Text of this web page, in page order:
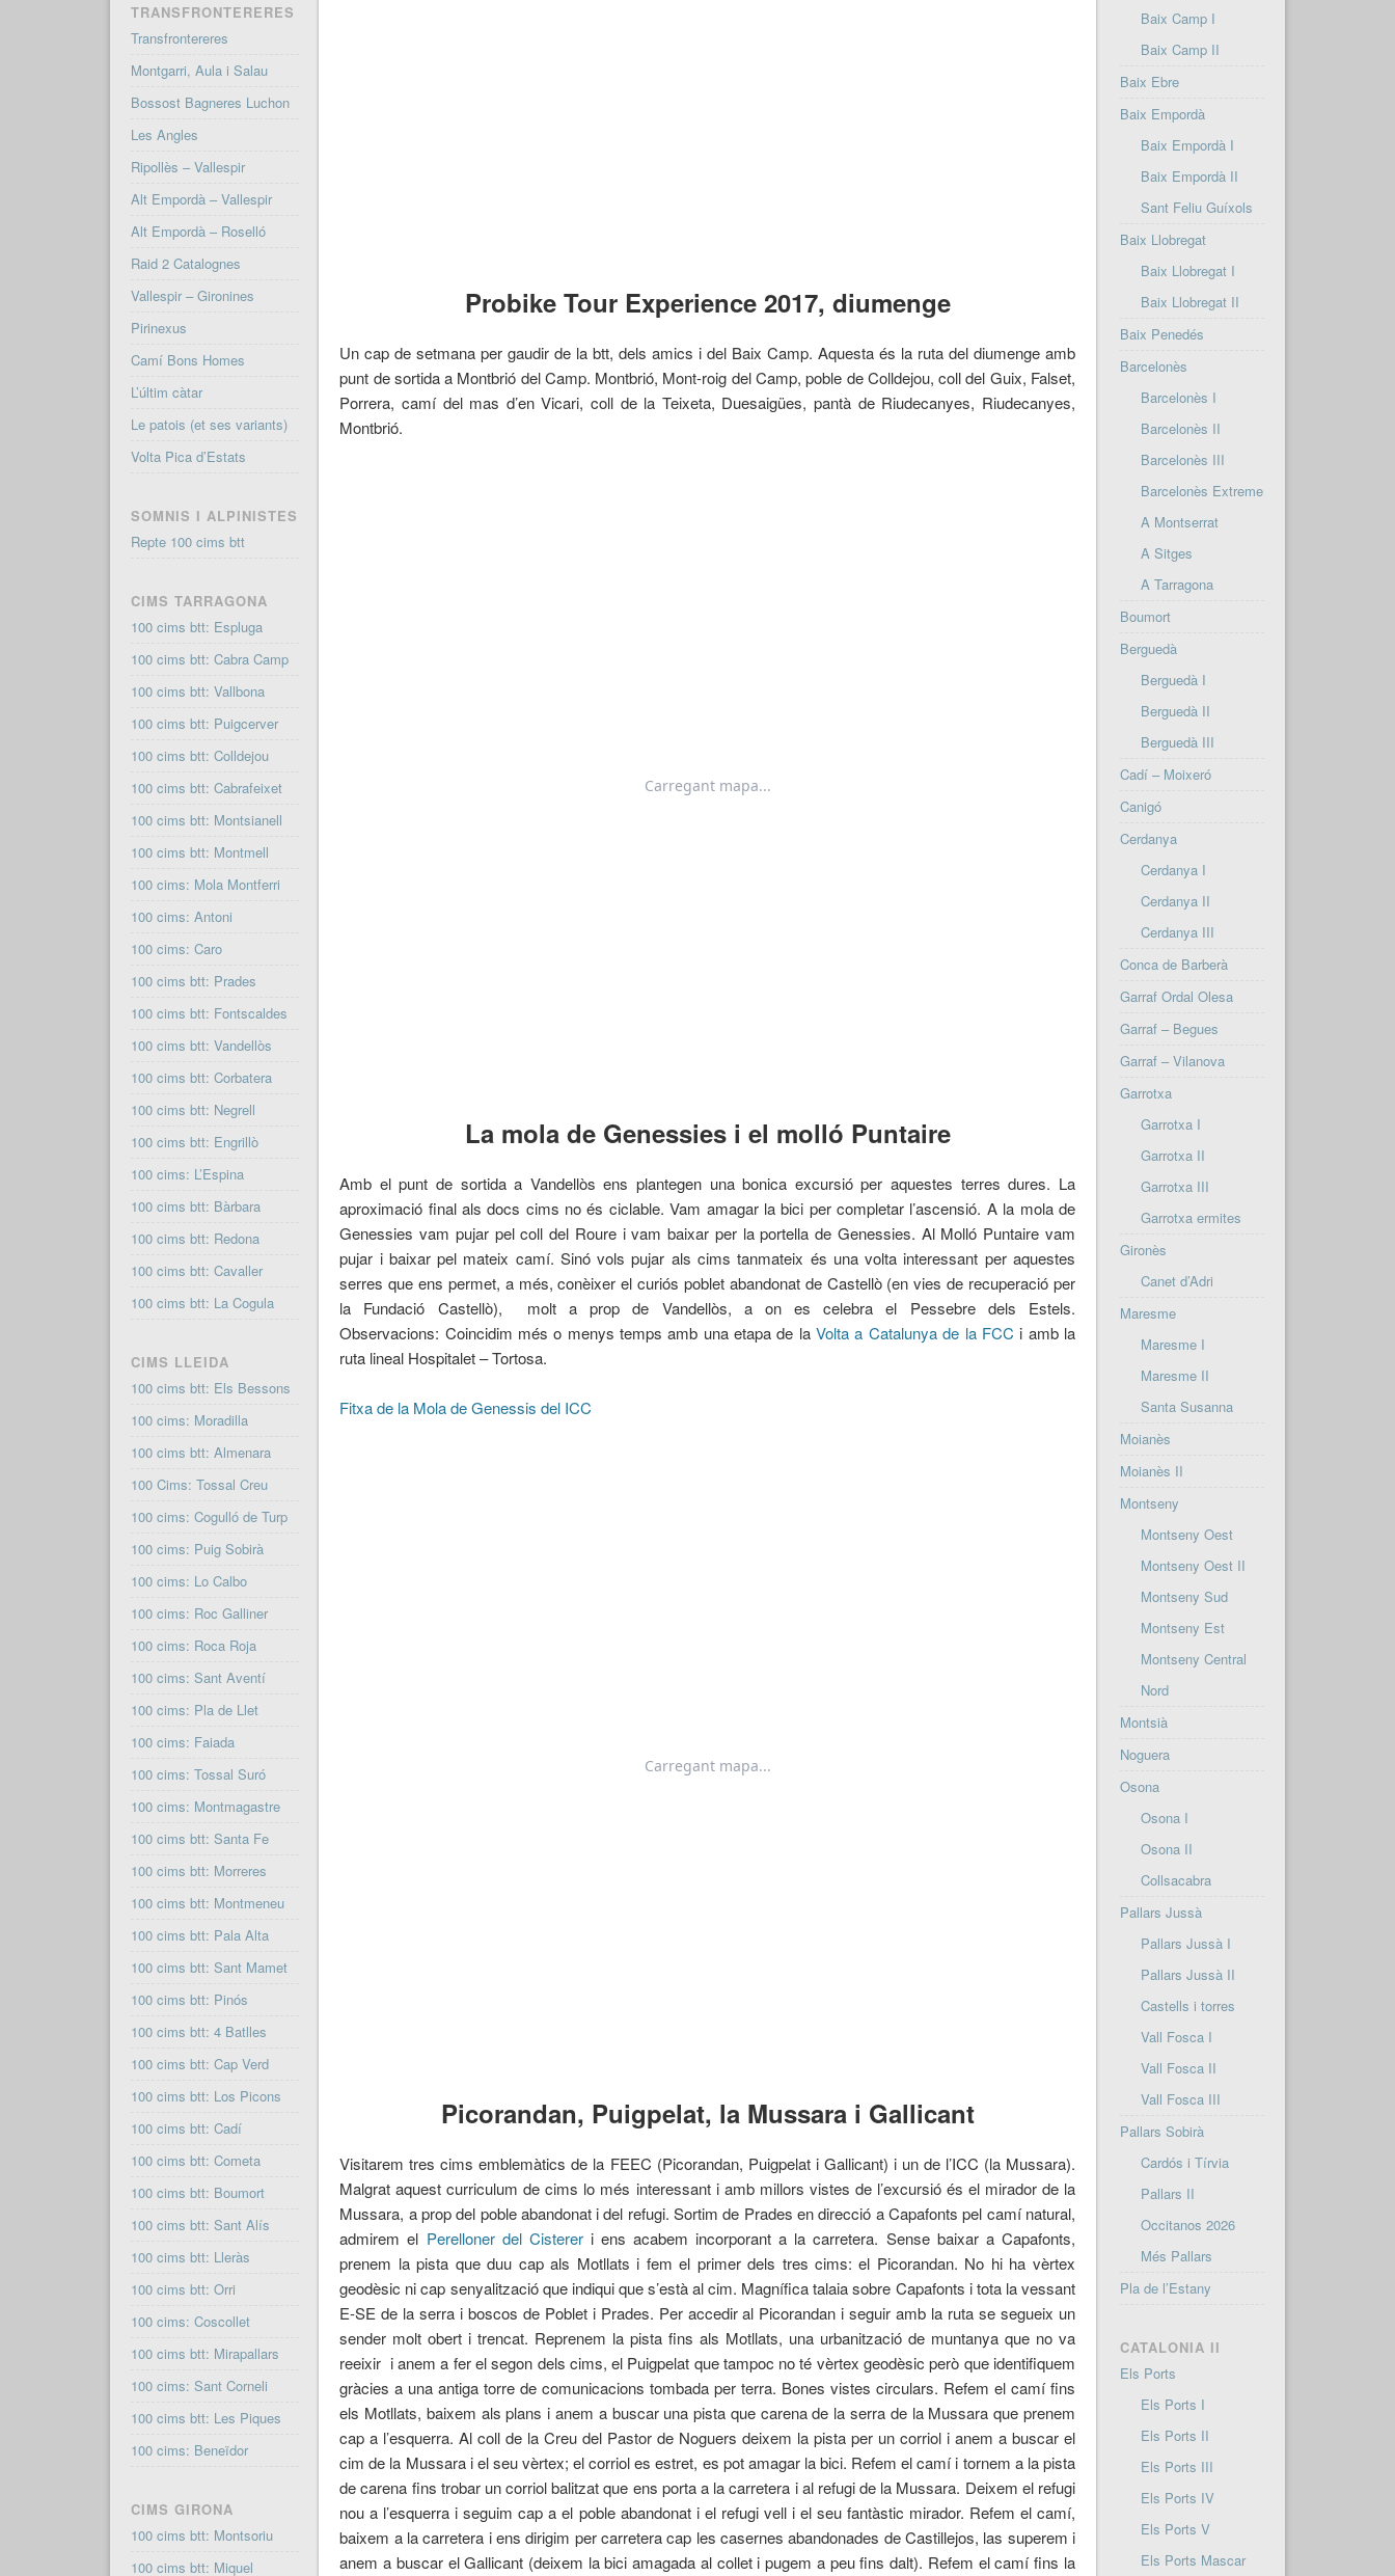
Probike Tour Experience 2017, diumenge
Un cap de setmana per gaudir de la btt, dels amics i del Baix Camp. Aquesta és la ruta del diumenge amb
punt de sortida a Montbrió del Camp. Montbrió, Mont-roig del Camp, poble de Colldejou, coll del Guix, Falset,
Porrera, camí del mas d’en Vicari, coll de la Teixeta, Duesaigües, pantà de Riudecanyes, Riudecanyes,
Montbrió.
La mola de Genessies i el molló Puntaire
Amb el punt de sortida a Vandellòs ens plantegen una bonica excursió per aquestes terres dures. La
aproximació final als docs cims no és ciclable. Vam amagar la bici per completar l’ascensió. A la mola de
Genessies vam pujar pel coll del Roure i vam baixar per la portella de Genessies. Al Molló Puntaire vam
pujar i baixar pel mateix camí. Sinó vols pujar als cims tanmateix és una volta interessant per aquestes
serres que ens permet, a més, conèixer el curiós poblet abandonat de Castellò (en vies de recuperació per
la Fundació Castellò), molt a prop de Vandellòs, a on es celebra el Pessebre dels Estels.
Observacions: Coincidim més o menys temps amb una etapa de laVolta a Catalunya de la FCC i amb la
ruta lineal Hospitalet – Tortosa.
Fitxa de la Mola de Genessis del ICC
Picorandan, Puigpelat, la Mussara i Gallicant
Visitarem tres cims emblemàtics de la FEEC (Picorandan, Puigpelat i Gallicant) i un de l’ICC (la Mussara).
Malgrat aquest curriculum de cims lo més interessant i amb millors vistes de l’excursió és el mirador de la
Mussara, a prop del poble abandonat i del refugi. Sortim de Prades en direcció a Capafonts pel camí natural,
admirem el Perelloner del Cistereri ens acabem incorporant a la carretera. Sense baixar a Capafonts,
prenem la pista que duu cap als Motllats i fem el primer dels tres cims: el Picorandan. No hi ha vèrtex
geodèsic ni cap senyalització que indiqui que s’està al cim. Magnífica talaia sobre Capafonts i tota la vessant
E-SE de la serra i boscos de Poblet i Prades. Per accedir al Picorandan i seguir amb la ruta se segueix un
sender molt obert i trencat. Reprenem la pista fins als Motllats, una urbanització de muntanya que no va
reeixir i anem a fer el segon dels cims, el Puigpelat que tampoc no té vèrtex geodèsic però que identifiquem
gràcies a una antiga torre de comunicacions tombada per terra. Bones vistes circulars. Refem el camí fins
els Motllats, baixem als plans i anem a buscar una pista que carena de la serra de la Mussara que prenem
cap a l’esquerra. Al coll de la Creu del Pastor de Noguers deixem la pista per un corriol i anem a buscar el
cim de la Mussara i el seu vèrtex; el corriol es estret, es pot amagar la bici. Refem el camí i tornem a la pista
de carena fins trobar un corriol balitzat que ens porta a la carretera i al refugi de la Mussara. Deixem el refugi
nou a l’esquerra i seguim cap a el poble abandonat i el refugi vell i el seu fantàstic mirador. Refem el camí,
baixem a la carretera i ens dirigim per carretera cap les casernes abandonades de Castillejos, las superem i
anem a buscar el Gallicant (deixem la bici amagada al collet i pugem a peu fins dalt). Refem el camí fins la
TRANSFRONTERERES
Transfrontereres
Montgarri, Aula i Salau
Bossost Bagneres Luchon
Les Angles
Ripollès – Vallespir
Alt Empordà – Vallespir
Alt Empordà – Roselló
Raid 2 Catalognes
Vallespir – Gironines
Pirinexus
Camí Bons Homes
L’últim càtar
Le patois (et ses variants)
Volta Pica d’Estats
SOMNIS I ALPINISTES
Repte 100 cims btt
CIMS TARRAGONA
100 cims btt: Espluga
100 cims btt: Cabra Camp
100 cims btt: Vallbona
100 cims btt: Puigcerver
100 cims btt: Colldejou
100 cims btt: Cabrafeixet
100 cims btt: Montsianell
100 cims btt: Montmell
100 cims: Mola Montferri
100 cims: Antoni
100 cims: Caro
100 cims btt: Prades
100 cims btt: Fontscaldes
100 cims btt: Vandellòs
100 cims btt: Corbatera
100 cims btt: Negrell
100 cims btt: Engrillò
100 cims: L’Espina
100 cims btt: Bàrbara
100 cims btt: Redona
100 cims btt: Cavaller
100 cims btt: La Cogula
CIMS LLEIDA
100 cims btt: Els Bessons
100 cims: Moradilla
100 cims btt: Almenara
100 Cims: Tossal Creu
100 cims: Cogulló de Turp
100 cims: Puig Sobirà
100 cims: Lo Calbo
100 cims: Roc Galliner
100 cims: Roca Roja
100 cims: Sant Aventí
100 cims: Pla de Llet
100 cims: Faiada
100 cims: Tossal Suró
100 cims: Montmagastre
100 cims btt: Santa Fe
100 cims btt: Morreres
100 cims btt: Montmeneu
100 cims btt: Pala Alta
100 cims btt: Sant Mamet
100 cims btt: Pinós
100 cims btt: 4 Batlles
100 cims btt: Cap Verd
100 cims btt: Los Picons
100 cims btt: Cadí
100 cims btt: Cometa
100 cims btt: Boumort
100 cims btt: Sant Alís
100 cims btt: Lleràs
100 cims btt: Orri
100 cims: Coscollet
100 cims btt: Mirapallars
100 cims: Sant Corneli
100 cims btt: Les Piques
100 cims: Beneïdor
CIMS GIRONA
100 cims btt: Montsoriu
100 cims btt: Miquel
Baix Camp I
Baix Camp II
Baix Ebre
Baix Empordà
Baix Empordà I
Baix Empordà II
Sant Feliu Guíxols
Baix Llobregat
Baix Llobregat I
Baix Llobregat II
Baix Penedés
Barcelonès
Barcelonès I
Barcelonès II
Barcelonès III
Barcelonès Extreme
A Montserrat
A Sitges
A Tarragona
Boumort
Berguedà
Berguedà I
Berguedà II
Berguedà III
Cadí – Moixeró
Canigó
Cerdanya
Cerdanya I
Cerdanya II
Cerdanya III
Conca de Barberà
Garraf Ordal Olesa
Garraf – Begues
Garraf – Vilanova
Garrotxa
Garrotxa I
Garrotxa II
Garrotxa III
Garrotxa ermites
Gironès
Canet d’Adri
Maresme
Maresme I
Maresme II
Santa Susanna
Moianès
Moianès II
Montseny
Montseny Oest
Montseny Oest II
Montseny Sud
Montseny Est
Montseny Central
Nord
Montsià
Noguera
Osona
Osona I
Osona II
Collsacabra
Pallars Jussà
Pallars Jussà I
Pallars Jussà II
Castells i torres
Vall Fosca I
Vall Fosca II
Vall Fosca III
Pallars Sobirà
Cardós i Tírvia
Pallars II
Occitanos 2026
Més Pallars
Pla de l’Estany
CATALONIA II
Els Ports
Els Ports I
Els Ports II
Els Ports III
Els Ports IV
Els Ports V
Els Ports Mascar